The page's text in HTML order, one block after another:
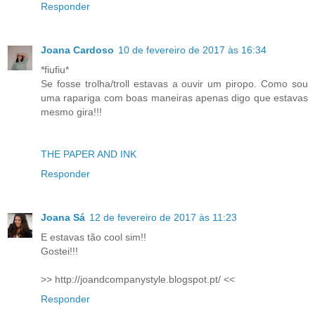
Responder
Joana Cardoso 10 de fevereiro de 2017 às 16:34
*fiufiu*
Se fosse trolha/troll estavas a ouvir um piropo. Como sou
uma rapariga com boas maneiras apenas digo que estavas
mesmo gira!!!
THE PAPER AND INK
Responder
Joana Sá 12 de fevereiro de 2017 às 11:23
E estavas tão cool sim!!
Gostei!!!
>> http://joandcompanystyle.blogspot.pt/ <<
Responder